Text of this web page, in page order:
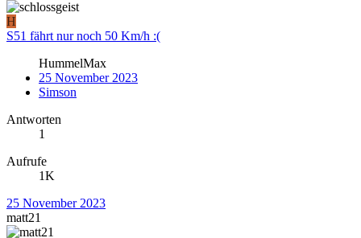
H
S51 fährt nur noch 50 Km/h :(
HummelMax
25 November 2023
Simson
Antworten
1
Aufrufe
1K
25 November 2023
matt21